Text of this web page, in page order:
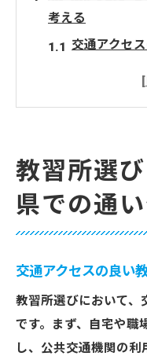
考える
交通アクセ
通いやすさ
駐車場の有
通学のスト
最新設備の教習
最新のシミ
教習車の状
デジタル教
教習所選
県での通
交通アクセスの良い
教習所選びにおいて、
です。まず、自宅や職
し、公共交通機関の利